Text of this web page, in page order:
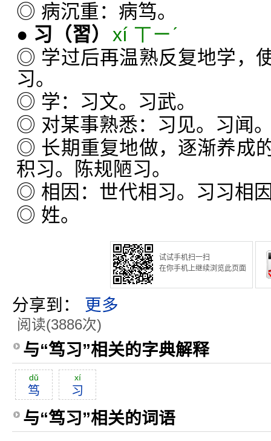
◎ 病沉重：病笃。
● 习 （習） xí ㄒㄧˊ
◎ 学过后再温熟反复地学，
习。
◎ 学：习文。习武。
◎ 对某事熟悉：习见。习闻
◎ 长期重复地做，逐渐养成
积习。陈规陋习。
◎ 相因：世代相习。习习相
◎ 姓。
试试手机扫一扫
在你手机上继续浏览此页面
分享到： 更多
阅读(3886次)
与“笃习”相关的字典解释
dŭ
笃
xí
习
与“笃习”相关的词语